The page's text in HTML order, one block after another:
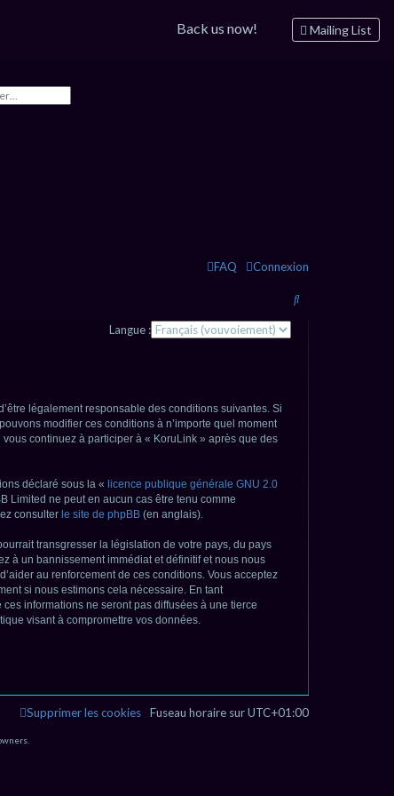
Mailing List
Back us now!
Connexion
FAQ
R
Langue :
légalement responsable des conditions suivantes. Si
modifier ces conditions à n’importe quel moment
continuez à participer à « KoruLink » après que des
déclaré sous la « licence publique générale GNU 2.0
Limited ne peut en aucun cas être tenu comme
consulter le site de phpBB (en anglais).
transgresser la législation de votre pays, du pays
à un bannissement immédiat et définitif et nous nous
au renforcement de ces conditions. Vous acceptez
si nous estimons cela nécessaire. En tant
informations ne seront pas diffusées à une tierce
visant à compromettre vos données.
Fuseau horaire surUTC+01:00
Supprimer les cookies